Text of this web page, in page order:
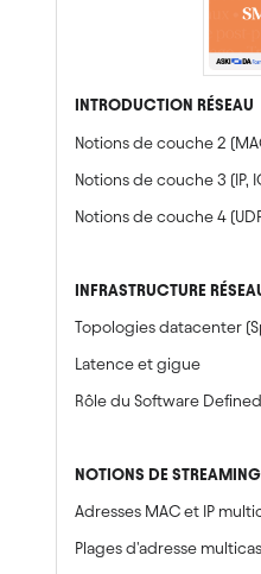
INTRODUCTION R ÉSEAU
Notions de couche 2
Notions de couche 3 (IP,
Notions de couche 4
INFRASTRUCTURE
Topologies datacenter
Latence et gigue
Rôle du Software
NOTIONS DE STREAMING
Adresses MAC et IP
Plages d'adresse